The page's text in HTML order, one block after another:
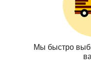
Мы быстро